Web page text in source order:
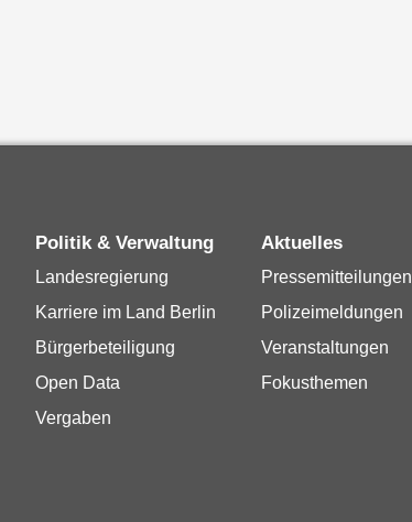
Politik & Verwaltung
Landesregierung
Karriere im Land Berlin
Bürgerbeteiligung
Open Data
Vergaben
Aktuelles
Pressemitteilungen
Polizeimeldungen
Veranstaltungen
Fokusthemen